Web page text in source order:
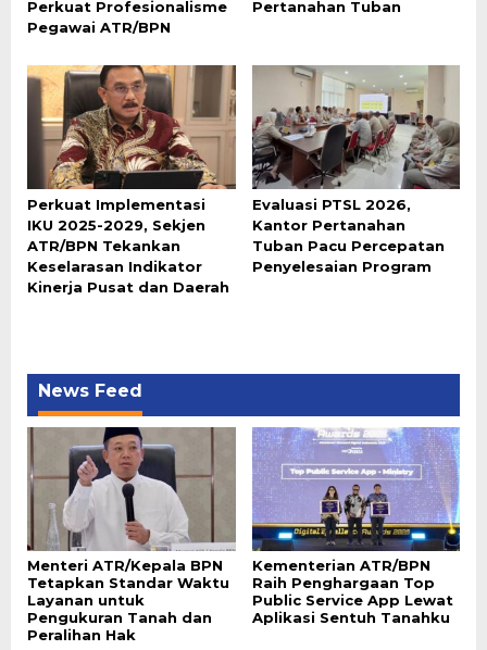
Perkuat Profesionalisme
Pegawai ATR/BPN
Pertanahan Tuban
Perkuat Implementasi
IKU 2025-2029, Sekjen
ATR/BPN Tekankan
Keselarasan Indikator
Kinerja Pusat dan Daerah
Evaluasi PTSL 2026,
Kantor Pertanahan
Tuban Pacu Percepatan
Penyelesaian Program
News Feed
Menteri ATR/Kepala BPN
Tetapkan Standar Waktu
Layanan untuk
Pengukuran Tanah dan
Peralihan Hak
Kementerian ATR/BPN
Raih Penghargaan Top
Public Service App Lewat
Aplikasi Sentuh Tanahku